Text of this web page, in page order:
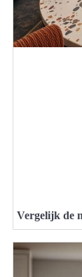
Vergelijk de